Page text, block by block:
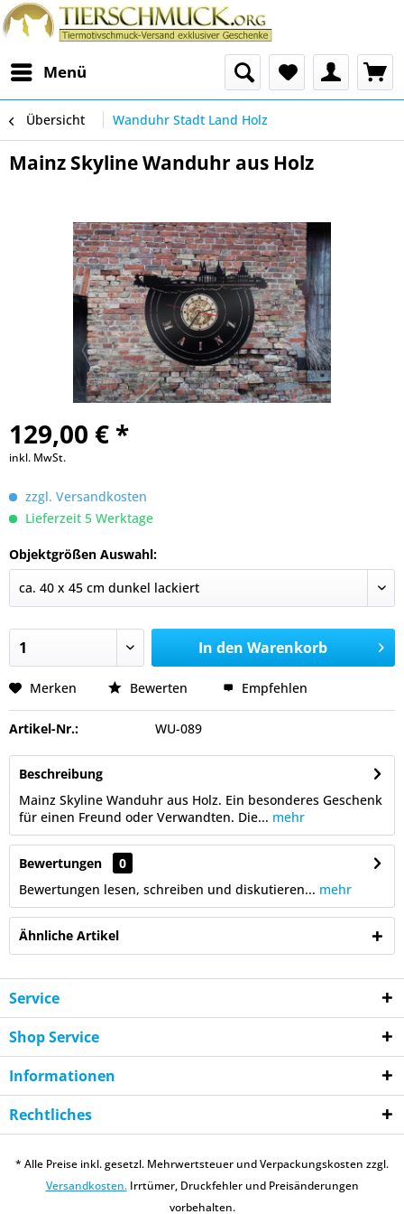
Menü
Übersicht Wanduhr Stadt Land Holz
Mainz Skyline Wanduhr aus Holz
129,00 € *
inkl. MwSt.
zzgl. Versandkosten
Lieferzeit 5 Werktage
Objektgrößen Auswahl:
In den Warenkorb
Merken Bewerten Empfehlen
Artikel-Nr.: WU-089
Beschreibung
Mainz Skyline Wanduhr aus Holz. Ein besonderes Geschenk
für einen Freund oder Verwandten. Die... mehr
Bewertungen
0
Bewertungen lesen, schreiben und diskutieren... mehr
Ähnliche Artikel
Service
Shop Service
Informationen
Rechtliches
* Alle Preise inkl. gesetzl. Mehrwertsteuer und Verpackungskosten zzgl.
Versandkosten.Irrtümer, Druckfehler und Preisänderungen
vorbehalten.